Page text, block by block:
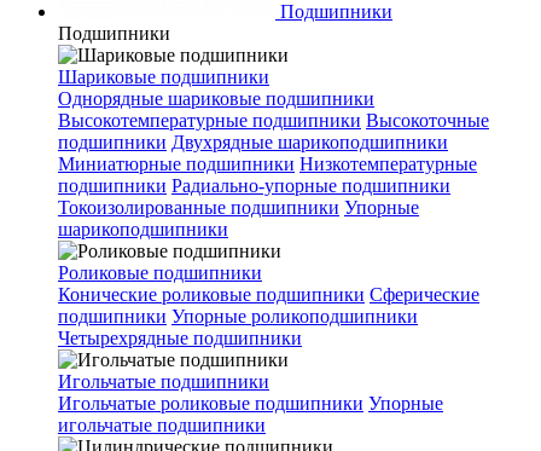
Подшипники
Подшипники
Шариковые подшипники
Однорядные шариковые подшипники
Высокотемпературные подшипники Высокоточные
подшипники Двухрядные шарикоподшипники
Миниатюрные подшипники Низкотемпературные
подшипники Радиально-упорные подшипники
Токоизолированные подшипники Упорные
шарикоподшипники
Роликовые подшипники
Конические роликовые подшипники Сферические
подшипники Упорные роликоподшипники
Четырехрядные подшипники
Игольчатые подшипники
Игольчатые роликовые подшипники Упорные
игольчатые подшипники